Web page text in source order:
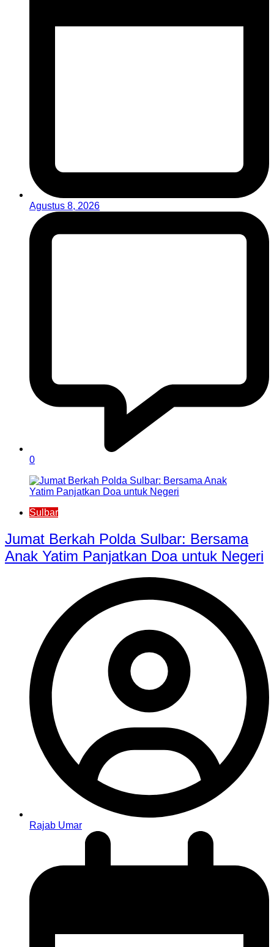
Agustus 8, 2026
0
Sulbar
Jumat Berkah Polda Sulbar: Bersama
Anak Yatim Panjatkan Doa untuk Negeri
Rajab Umar